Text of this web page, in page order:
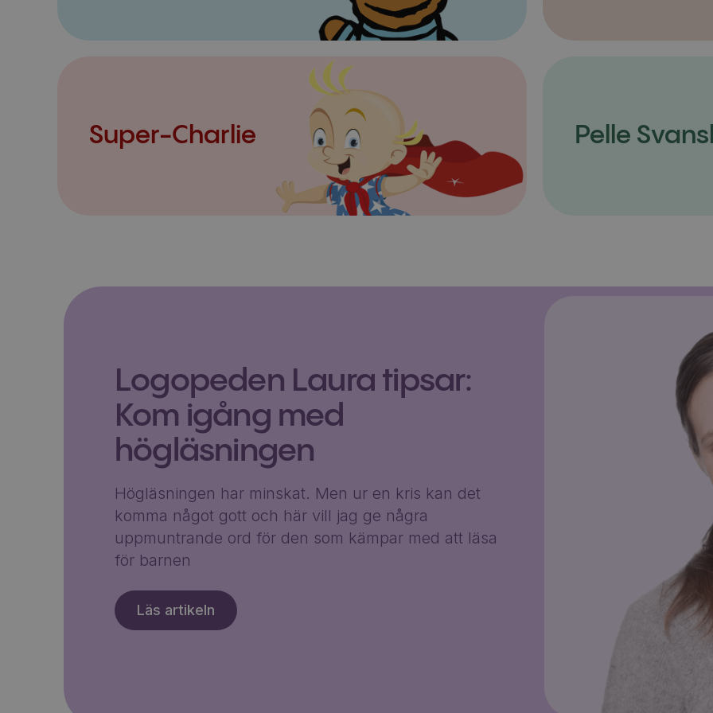
Super-Charlie Pelle
Logopeden Laura tipsar:
Kom igång med
högläsningen
Högläsningen har minskat. Men ur en kris kan det
komma något gott och här vill jag ge några
uppmuntrande ord för den som kämpar med att läsa
för barnen
Läs artikeln